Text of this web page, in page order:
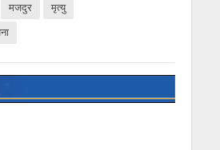
मजदुर
मृत्यु